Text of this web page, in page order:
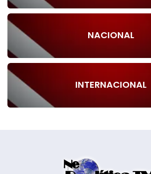
NACIONAL
INTERNACIONAL